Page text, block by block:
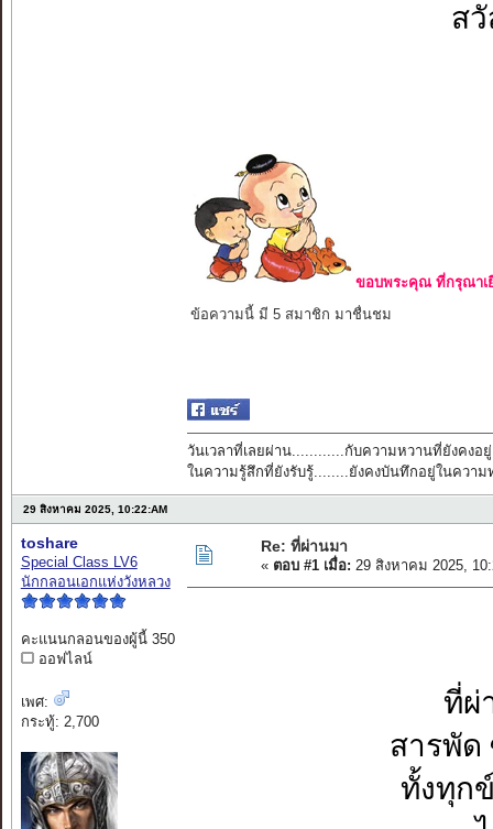
ส
ขอบพระคุณ ที่กรุณาเ
ข้อความนี้ มี 5 สมาชิก มาชื่นชม
วันเวลาที่เลยผ่าน............กับความหวานที่ยังคงอยู่
ในความรู้สึกที่ยังรับรู้........ยังคงบันทึกอยู่ในความ
29 สิงหาคม 2025, 10:22:AM
toshare
Special Class LV6
นักกลอนเอกแห่งวังหลวง
คะแนนกลอนของผู้นี้ 350
ออฟไลน์
เพศ:
กระทู้: 2,700
Re: ที่ผ่านมา
« ตอบ #1 เมื่อ: 29 สิงหาคม 2025,
ที่ผ่
สารพัด
ทั้งทุก